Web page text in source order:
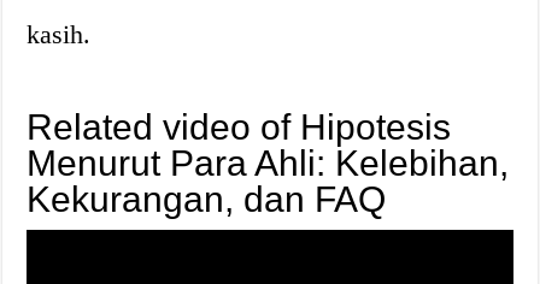
kasih.
Related video of Hipotesis
Menurut Para Ahli: Kelebihan,
Kekurangan, dan FAQ